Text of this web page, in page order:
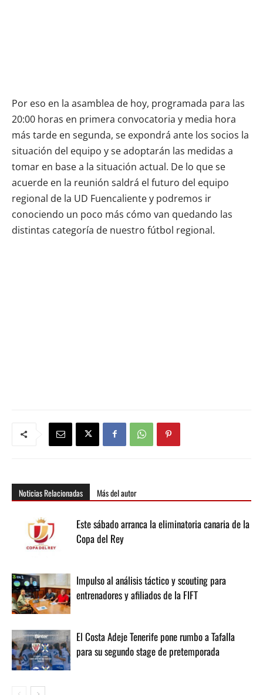
Por eso en la asamblea de hoy, programada para las
20:00 horas en primera convocatoria y media hora
más tarde en segunda, se expondrá ante los socios la
situación del equipo y se adoptarán las medidas a
tomar en base a la situación actual. De lo que se
acuerde en la reunión saldrá el futuro del equipo
regional de la UD Fuencaliente y podremos ir
conociendo un poco más cómo van quedando las
distintas categoría de nuestro fútbol regional.
Noticias Relacionadas Más del autor
Este sábado arranca la eliminatoria canaria de la
Copa del Rey
Impulso al análisis táctico y scouting para
entrenadores y afiliados de la FIFT
El Costa Adeje Tenerife pone rumbo a Tafalla
para su segundo stage de pretemporada